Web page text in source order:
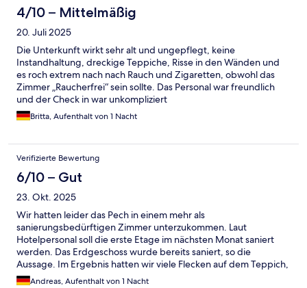
4/10 – Mittelmäßig
20. Juli 2025
Die Unterkunft wirkt sehr alt und ungepflegt, keine
Instandhaltung, dreckige Teppiche, Risse in den Wänden und
es roch extrem nach nach Rauch und Zigaretten, obwohl das
Zimmer „Raucherfrei“ sein sollte. Das Personal war freundlich
und der Check in war unkompliziert
Britta, Aufenthalt von 1 Nacht
Verifizierte Bewertung
6/10 – Gut
23. Okt. 2025
Wir hatten leider das Pech in einem mehr als
sanierungsbedürftigen Zimmer unterzukommen. Laut
Hotelpersonal soll die erste Etage im nächsten Monat saniert
werden. Das Erdgeschoss wurde bereits saniert, so die
Aussage. Im Ergebnis hatten wir viele Flecken auf dem Teppich,
Risse in den Wänden fleckige bzw. zerrissener Vorhänge,
Andreas, Aufenthalt von 1 Nacht